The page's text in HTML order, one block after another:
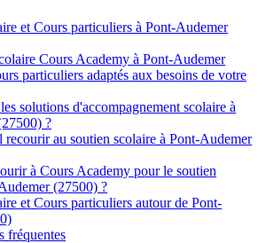
et Cours particuliers à Pont-Audemer
Cours Academy à Pont-Audemer
particuliers adaptés aux besoins de votre
solutions d'accompagnement scolaire à
?
recourir au soutien scolaire à Pont-Audemer
à Cours Academy pour le soutien
(27500) ?
et Cours particuliers autour de Pont-
fréquentes